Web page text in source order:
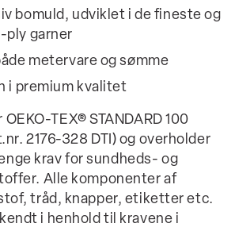
bomuld, udviklet i de fineste og
ply garner
metervare og sømme
i premium kvalitet
TEX® STANDARD 100
2176-328 DTI) og overholder
krav for sundheds- og
Alle komponenter af
tråd, knapper, etiketter etc.
i henhold til kravene i